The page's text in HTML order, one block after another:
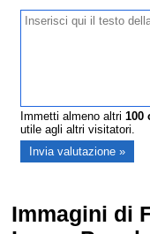
Immetti almeno altri100
utile agli altri visitatori.
Immagini di